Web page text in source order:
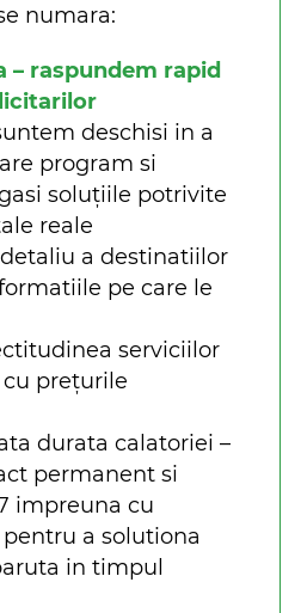
numara:
raspundem rapid
deschisi in a
program si
soluțiile potrivite
reale
a destinatiilor
pe care le
serviciilor
prețurile
durata calatoriei –
permanent si
impreuna cu
a solutiona
in timpul